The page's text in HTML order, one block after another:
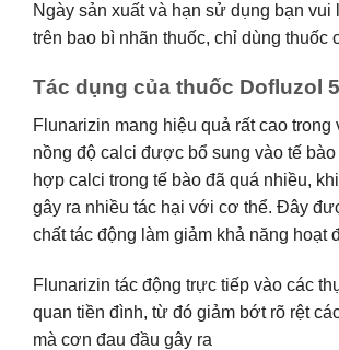
Ngày sản xuất và hạn sử dụng bạn vui
trên bao bì nhãn thuốc, chỉ dùng thuốc
Tác dụng của thuốc Dofluzol
Flunarizin mang hiệu quả rất cao trong
nồng độ calci được bổ sung vào tế
hợp calci trong tế bào đã quá nhiều,
gây ra nhiều tác hại với cơ thể. Đây
chất tác động làm giảm khả năng hoạt
Flunarizin tác động trực tiếp vào các
quan tiền đình, từ đó giảm bớt rõ rệt
mà cơn đau đầu gây ra